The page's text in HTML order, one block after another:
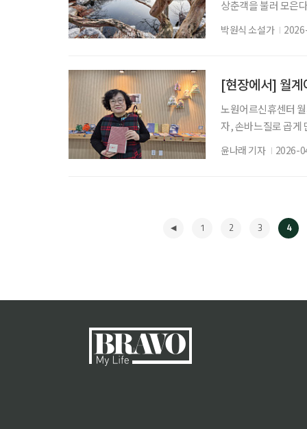
상춘객을 불러 모은
유, 매화나무, 동백
정원엔 아직 봄이
박원식 소설가
노원어르신휴센터
자, 손바느질로 곱게
전시의 이름은 ‘뚝
씨는 스스로를 작
윤나래 기자 2026-
1 2 3 4